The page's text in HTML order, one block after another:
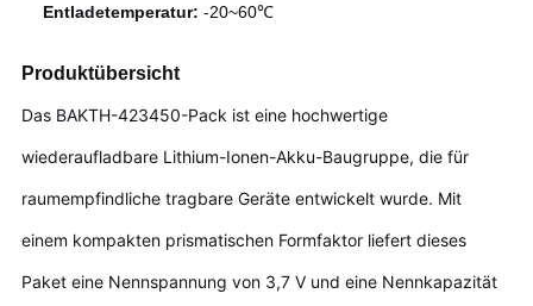
Entladetemperatur: -20~60℃
Produktübersicht
Das BAKTH-423450-Pack ist eine hochwertige
wiederaufladbare Lithium-Ionen-Akku-Baugruppe, die für
raumempfindliche tragbare Geräte entwickelt wurde. Mit
einem kompakten prismatischen Formfaktor liefert dieses
Paket eine Nennspannung von 3,7 V und eine Nennkapazität